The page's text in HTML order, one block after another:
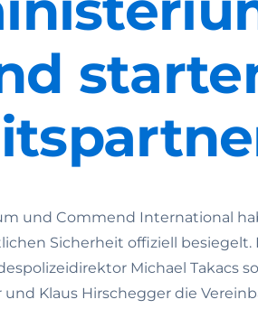
und Commend International
Sicherheit offiziell besiegelt.
Michael Takacs
Klaus Hirschegger die